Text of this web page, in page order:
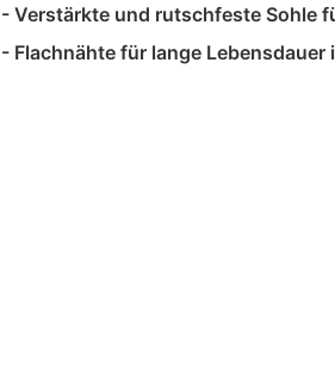
- Verstärkte und rutschfeste Sohle
- Flachnähte für lange